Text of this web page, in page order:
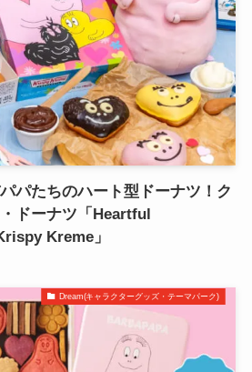
パたちのハート型ドーナツ！ク
ドーナツ「Heartful
Kreme」
Dream(キャラクターグッズ・テーマパーク)